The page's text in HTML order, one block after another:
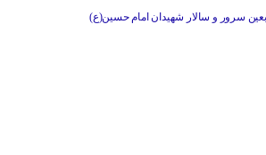
سرور و سالار شهیدان امام حسین(ع)